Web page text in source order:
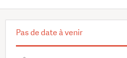
Pas de date à venir